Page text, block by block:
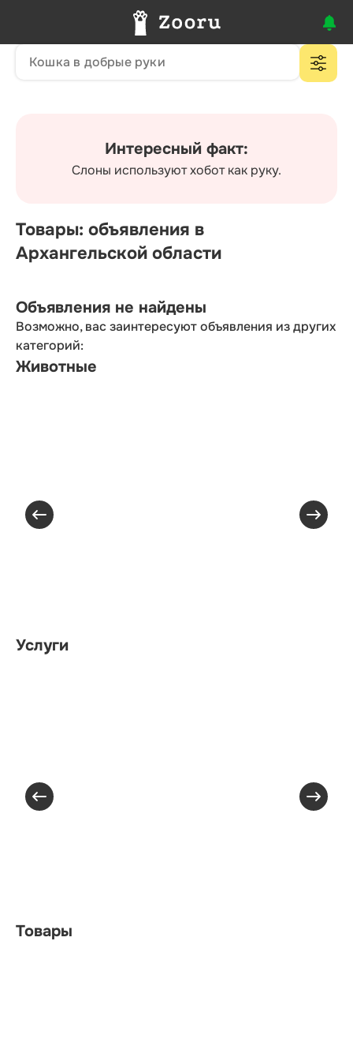
Интересный факт:
Слоны используют хобот как руку.
Товары: объявления в
Архангельской области
Объявления не найдены
Возможно, вас заинтересуют объявления из других
категорий:
Животные
Услуги
Товары